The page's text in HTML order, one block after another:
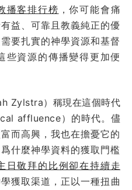
播客排行榜 ，你可能會痛
益、可靠且教義純正的優
要扎實的神學資源和基督
些資源的傳播變得更加便
Zylstra）稱現在這個時代
affluence）的時代。儘
而高興，我也在擔憂它的
什麼神學資料的獲取門檻
日敬拜的比例卻在持續走
獲取渠道，正以一種扭曲